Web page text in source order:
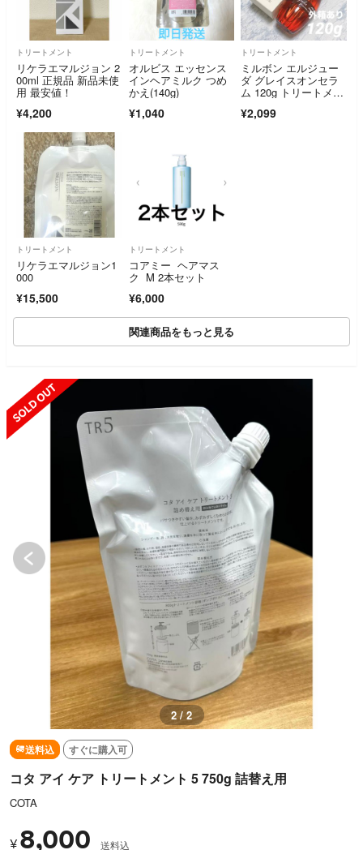
トリートメント
リケラエマルジョン 2
00ml 正規品 新品未使
用 最安値！
¥4,200
トリートメント
オルビス エッセンス
インヘアミルク つめ
かえ(140g)
¥1,040
トリートメント
ミルボン エルジュー
ダ グレイスオンセラ
ム 120g トリートメン
¥2,099
トリートメント
リケラエマルジョン1
000
¥15,500
トリートメント
コアミー ヘアマス
ク M 2本セット
¥6,000
関連商品をもっと見る
2 / 2
送料込 すぐに購入可
コタ アイ ケア トリートメント 5 750g 詰替え用
COTA
¥ 8,000 送料込